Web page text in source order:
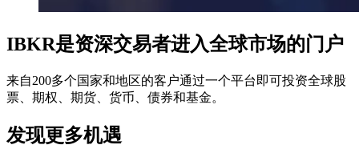
IBKR是资深交易者进入全球市场的门户
来自200多个国家和地区的客户通过一个平台即可投资全球股
票、期权、期货、货币、债券和基金。
发现更多机遇